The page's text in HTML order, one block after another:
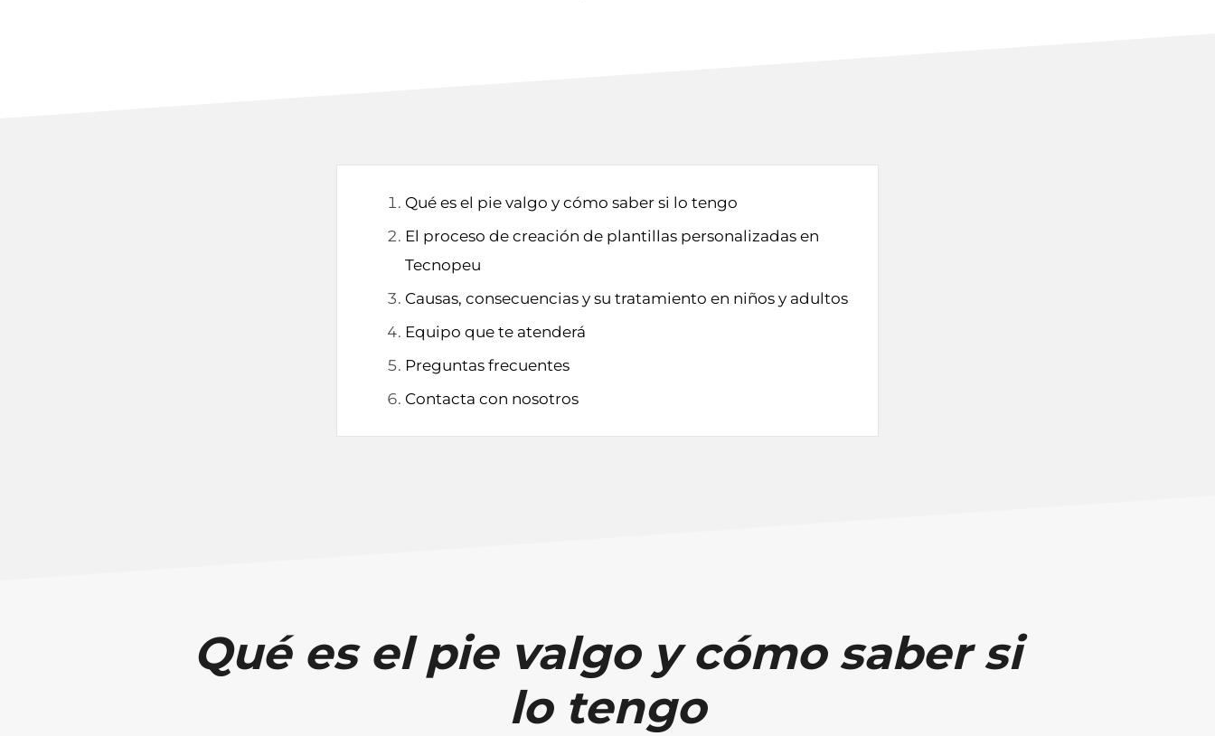
Qué es el pie valgo y cómo saber si lo tengo
El proceso de creación de plantillas personalizadas en
Tecnopeu
Causas, consecuencias y su tratamiento en niños y adultos
Equipo que te atenderá
Preguntas frecuentes
Contacta con nosotros
Qué es el pie valgo y cómo saber si
lo tengo